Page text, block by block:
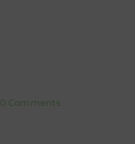
0 Comments